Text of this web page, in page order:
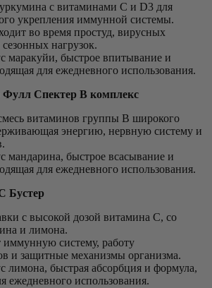
с витаминами C и D3 для
укрепления иммунной системы.
во время простуд, вирусных
нагрузок.
маракуйи, быстрое впитывание и
для ежедневного использования.
Спектер B комплекс
витаминов группы B широкого
энергию, нервную систему и
мандарина, быстрое всасывание и
для ежедневного использования.
Бустер
с высокой дозой витамина C, со
и лимона.
систему, работу
и защитные механизмы организма.
лимона, быстрая абсорбция и формула,
ежедневного использования.